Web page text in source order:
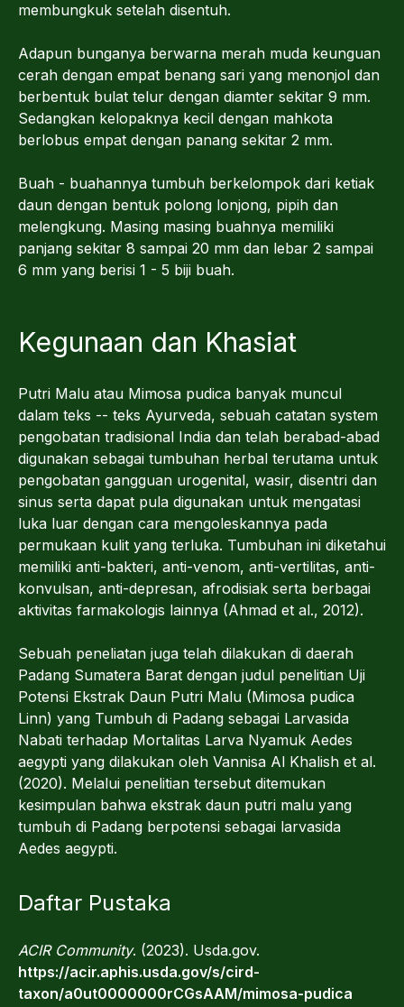
membungkuk setelah disentuh.
Adapun bunganya berwarna merah muda keunguan
cerah dengan empat benang sari yang menonjol dan
berbentuk bulat telur dengan diamter sekitar 9 mm.
Sedangkan kelopaknya kecil dengan mahkota
berlobus empat dengan panang sekitar 2 mm.
Buah - buahannya tumbuh berkelompok dari ketiak
daun dengan bentuk polong lonjong, pipih dan
melengkung. Masing masing buahnya memiliki
panjang sekitar 8 sampai 20 mm dan lebar 2 sampai
6 mm yang berisi 1 - 5 biji buah.
Kegunaan dan Khasiat
Putri Malu atau Mimosa pudica banyak muncul
dalam teks -- teks Ayurveda, sebuah catatan system
pengobatan tradisional India dan telah berabad-abad
digunakan sebagai tumbuhan herbal terutama untuk
pengobatan gangguan urogenital, wasir, disentri dan
sinus serta dapat pula digunakan untuk mengatasi
luka luar dengan cara mengoleskannya pada
permukaan kulit yang terluka. Tumbuhan ini diketahui
memiliki anti-bakteri, anti-venom, anti-vertilitas, anti-
konvulsan, anti-depresan, afrodisiak serta berbagai
aktivitas farmakologis lainnya (Ahmad et al., 2012).
Sebuah peneliatan juga telah dilakukan di daerah
Padang Sumatera Barat dengan judul penelitian Uji
Potensi Ekstrak Daun Putri Malu (Mimosa pudica
Linn) yang Tumbuh di Padang sebagai Larvasida
Nabati terhadap Mortalitas Larva Nyamuk Aedes
aegypti yang dilakukan oleh Vannisa Al Khalish et al.
(2020). Melalui penelitian tersebut ditemukan
kesimpulan bahwa ekstrak daun putri malu yang
tumbuh di Padang berpotensi sebagai larvasida
Aedes aegypti.
Daftar Pustaka
ACIR Community. (2023). Usda.gov.
https://acir.aphis.usda.gov/s/cird-
taxon/a0ut0000000rCGsAAM/mimosa-pudica